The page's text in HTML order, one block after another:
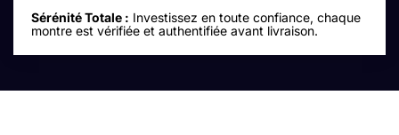
Sérénité Totale : Investissez en toute confiance, chaque
montre est vérifiée et authentifiée avant livraison.